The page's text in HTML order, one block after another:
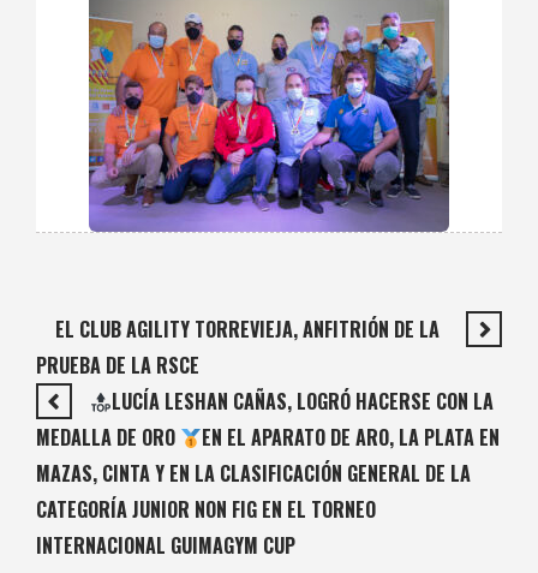
EL CLUB AGILITY TORREVIEJA, ANFITRIÓN DE LA
PRUEBA DE LA RSCE
LUCÍA LESHAN CAÑAS, LOGRÓ HACERSE CON LA
MEDALLA DE ORO
EN EL APARATO DE ARO, LA PLATA EN
MAZAS, CINTA Y EN LA CLASIFICACIÓN GENERAL DE LA
CATEGORÍA JUNIOR NON FIG EN EL TORNEO
INTERNACIONAL GUIMAGYM CUP